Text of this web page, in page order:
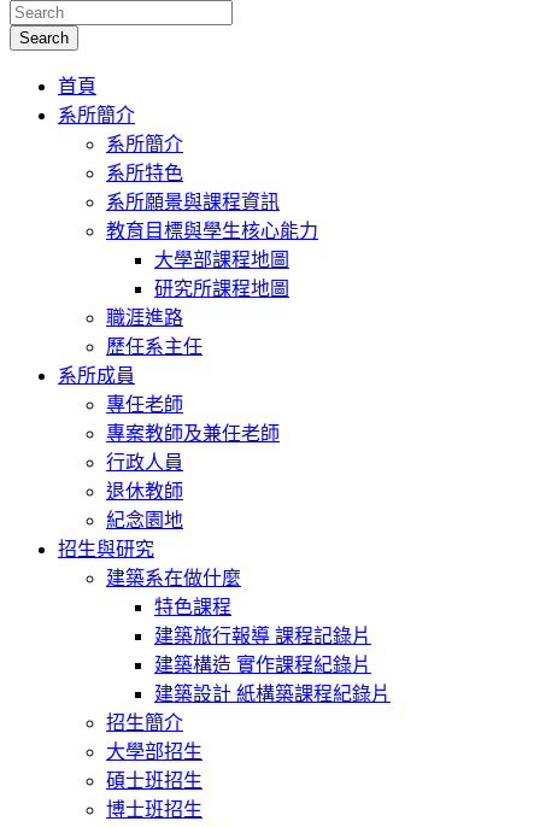
Search
首頁
系所簡介
系所簡介
系所特色
系所願景與課程資訊
教育目標與學生核心能力
大學部課程地圖
研究所課程地圖
職涯進路
歷任系主任
系所成員
專任老師
專案教師及兼任老師
行政人員
退休教師
紀念園地
招生與研究
建築系在做什麼
特色課程
建築旅行報導 課程記錄片
建築構造 實作課程紀錄片
建築設計 紙構築課程紀錄片
招生簡介
大學部招生
碩士班招生
博士班招生